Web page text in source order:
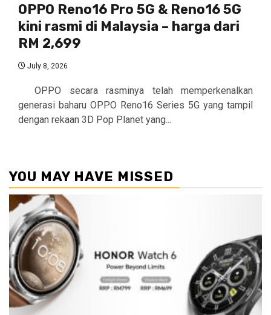
OPPO Reno16 Pro 5G & Reno16 5G
kini rasmi di Malaysia – harga dari
RM 2,699
July 8, 2026
OPPO secara rasminya telah memperkenalkan
generasi baharu OPPO Reno16 Series 5G yang tampil
dengan rekaan 3D Pop Planet yang...
YOU MAY HAVE MISSED